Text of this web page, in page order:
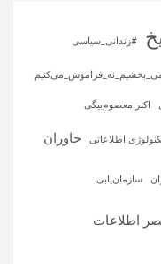
#زندانی_سیاسی
اکبر معصوم‌بیگی
اطلاعاتی خاوران
سازمان‌یابی
اطلاعات